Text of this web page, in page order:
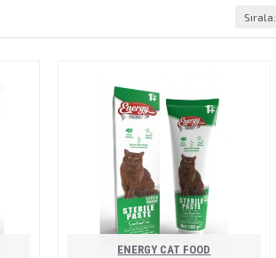
Sırala:
ENERGY CAT FOOD